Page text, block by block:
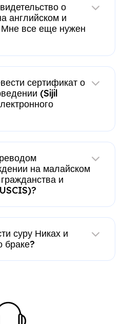
о
английском и
Мне все еще нужен
сертификат о
(Sijil
на малайском
и
суру Никах и
браке?